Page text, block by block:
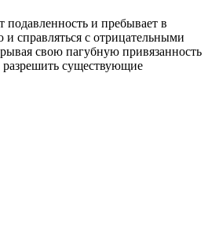
подавленность и пребывает в
справляться с отрицательными
свою пагубную привязанность
существующие